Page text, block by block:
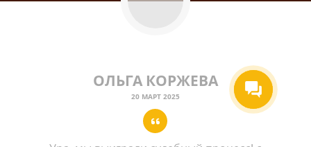
ОЛЬГА КОРЖЕВА
20 МАРТ 2025